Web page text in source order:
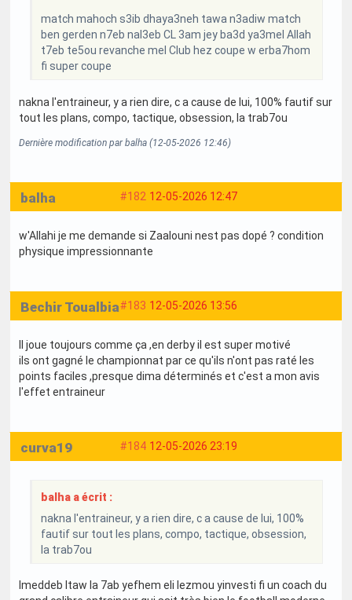
match mahoch s3ib dhaya3neh tawa n3adiw match
ben gerden n7eb nal3eb CL 3am jey ba3d ya3mel Allah
t7eb te5ou revanche mel Club hez coupe w erba7hom
fi super coupe
nakna l'entraineur, y a rien dire, c a cause de lui, 100% fautif sur
tout les plans, compo, tactique, obsession, la trab7ou
Dernière modification par balha (12-05-2026 12:46)
#182 12-05-2026 12:47
balha
w'Allahi je me demande si Zaalouni nest pas dopé ? condition
physique impressionnante
#183 12-05-2026 13:56
Bechir Toualbia
Il joue toujours comme ça ,en derby il est super motivé
ils ont gagné le championnat par ce qu'ils n'ont pas raté les
points faciles ,presque dima déterminés et c'est a mon avis
l'effet entraineur
#184 12-05-2026 23:19
curva19
balha a écrit :
nakna l'entraineur, y a rien dire, c a cause de lui, 100%
fautif sur tout les plans, compo, tactique, obsession,
la trab7ou
lmeddeb ltaw la 7ab yefhem eli lezmou yinvesti fi un coach du